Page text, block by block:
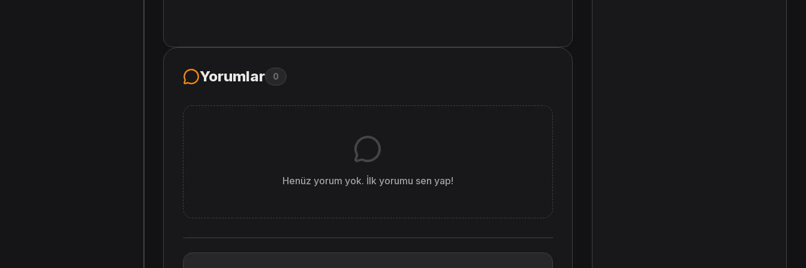
Yorumlar 0
Henüz yorum yok. İlk yorumu sen yap!